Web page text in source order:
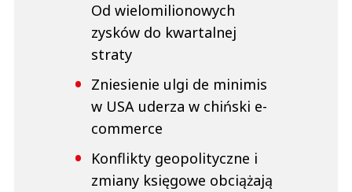
Od wielomilionowych
zysków do kwartalnej
straty
Zniesienie ulgi de minimis
w USA uderza w chiński e-
commerce
Konflikty geopolityczne i
zmiany księgowe obciążają